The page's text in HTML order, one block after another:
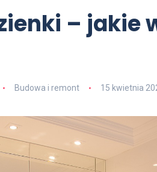
– jakie
Budowa i remont 15 kwietnia